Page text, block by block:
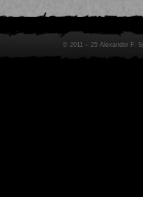
© 2011 – 25 Alexander F.